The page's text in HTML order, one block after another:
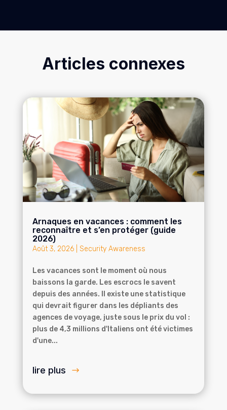
Articles connexes
Arnaques en vacances : comment les
reconnaître et s’en protéger (guide
2026)
Août 3, 2026| Security Awareness
Les vacances sont le moment où nous
baissons la garde. Les escrocs le savent
depuis des années. Il existe une statistique
qui devrait figurer dans les dépliants des
agences de voyage, juste sous le prix du vol :
plus de 4,3 millions d'Italiens ont été victimes
d'une...
lire plus